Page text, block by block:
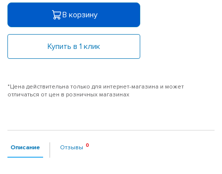
В корзину
Купить в 1 клик
*Цена действительна только для интернет-магазина и может
отличаться от цен в розничных магазинах
Описание Отзывы